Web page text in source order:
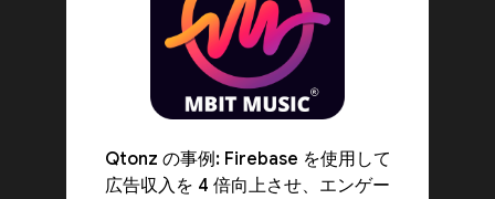
Qtonz の事例: Firebase を使用して
広告収入を 4 倍向上させ、エンゲー